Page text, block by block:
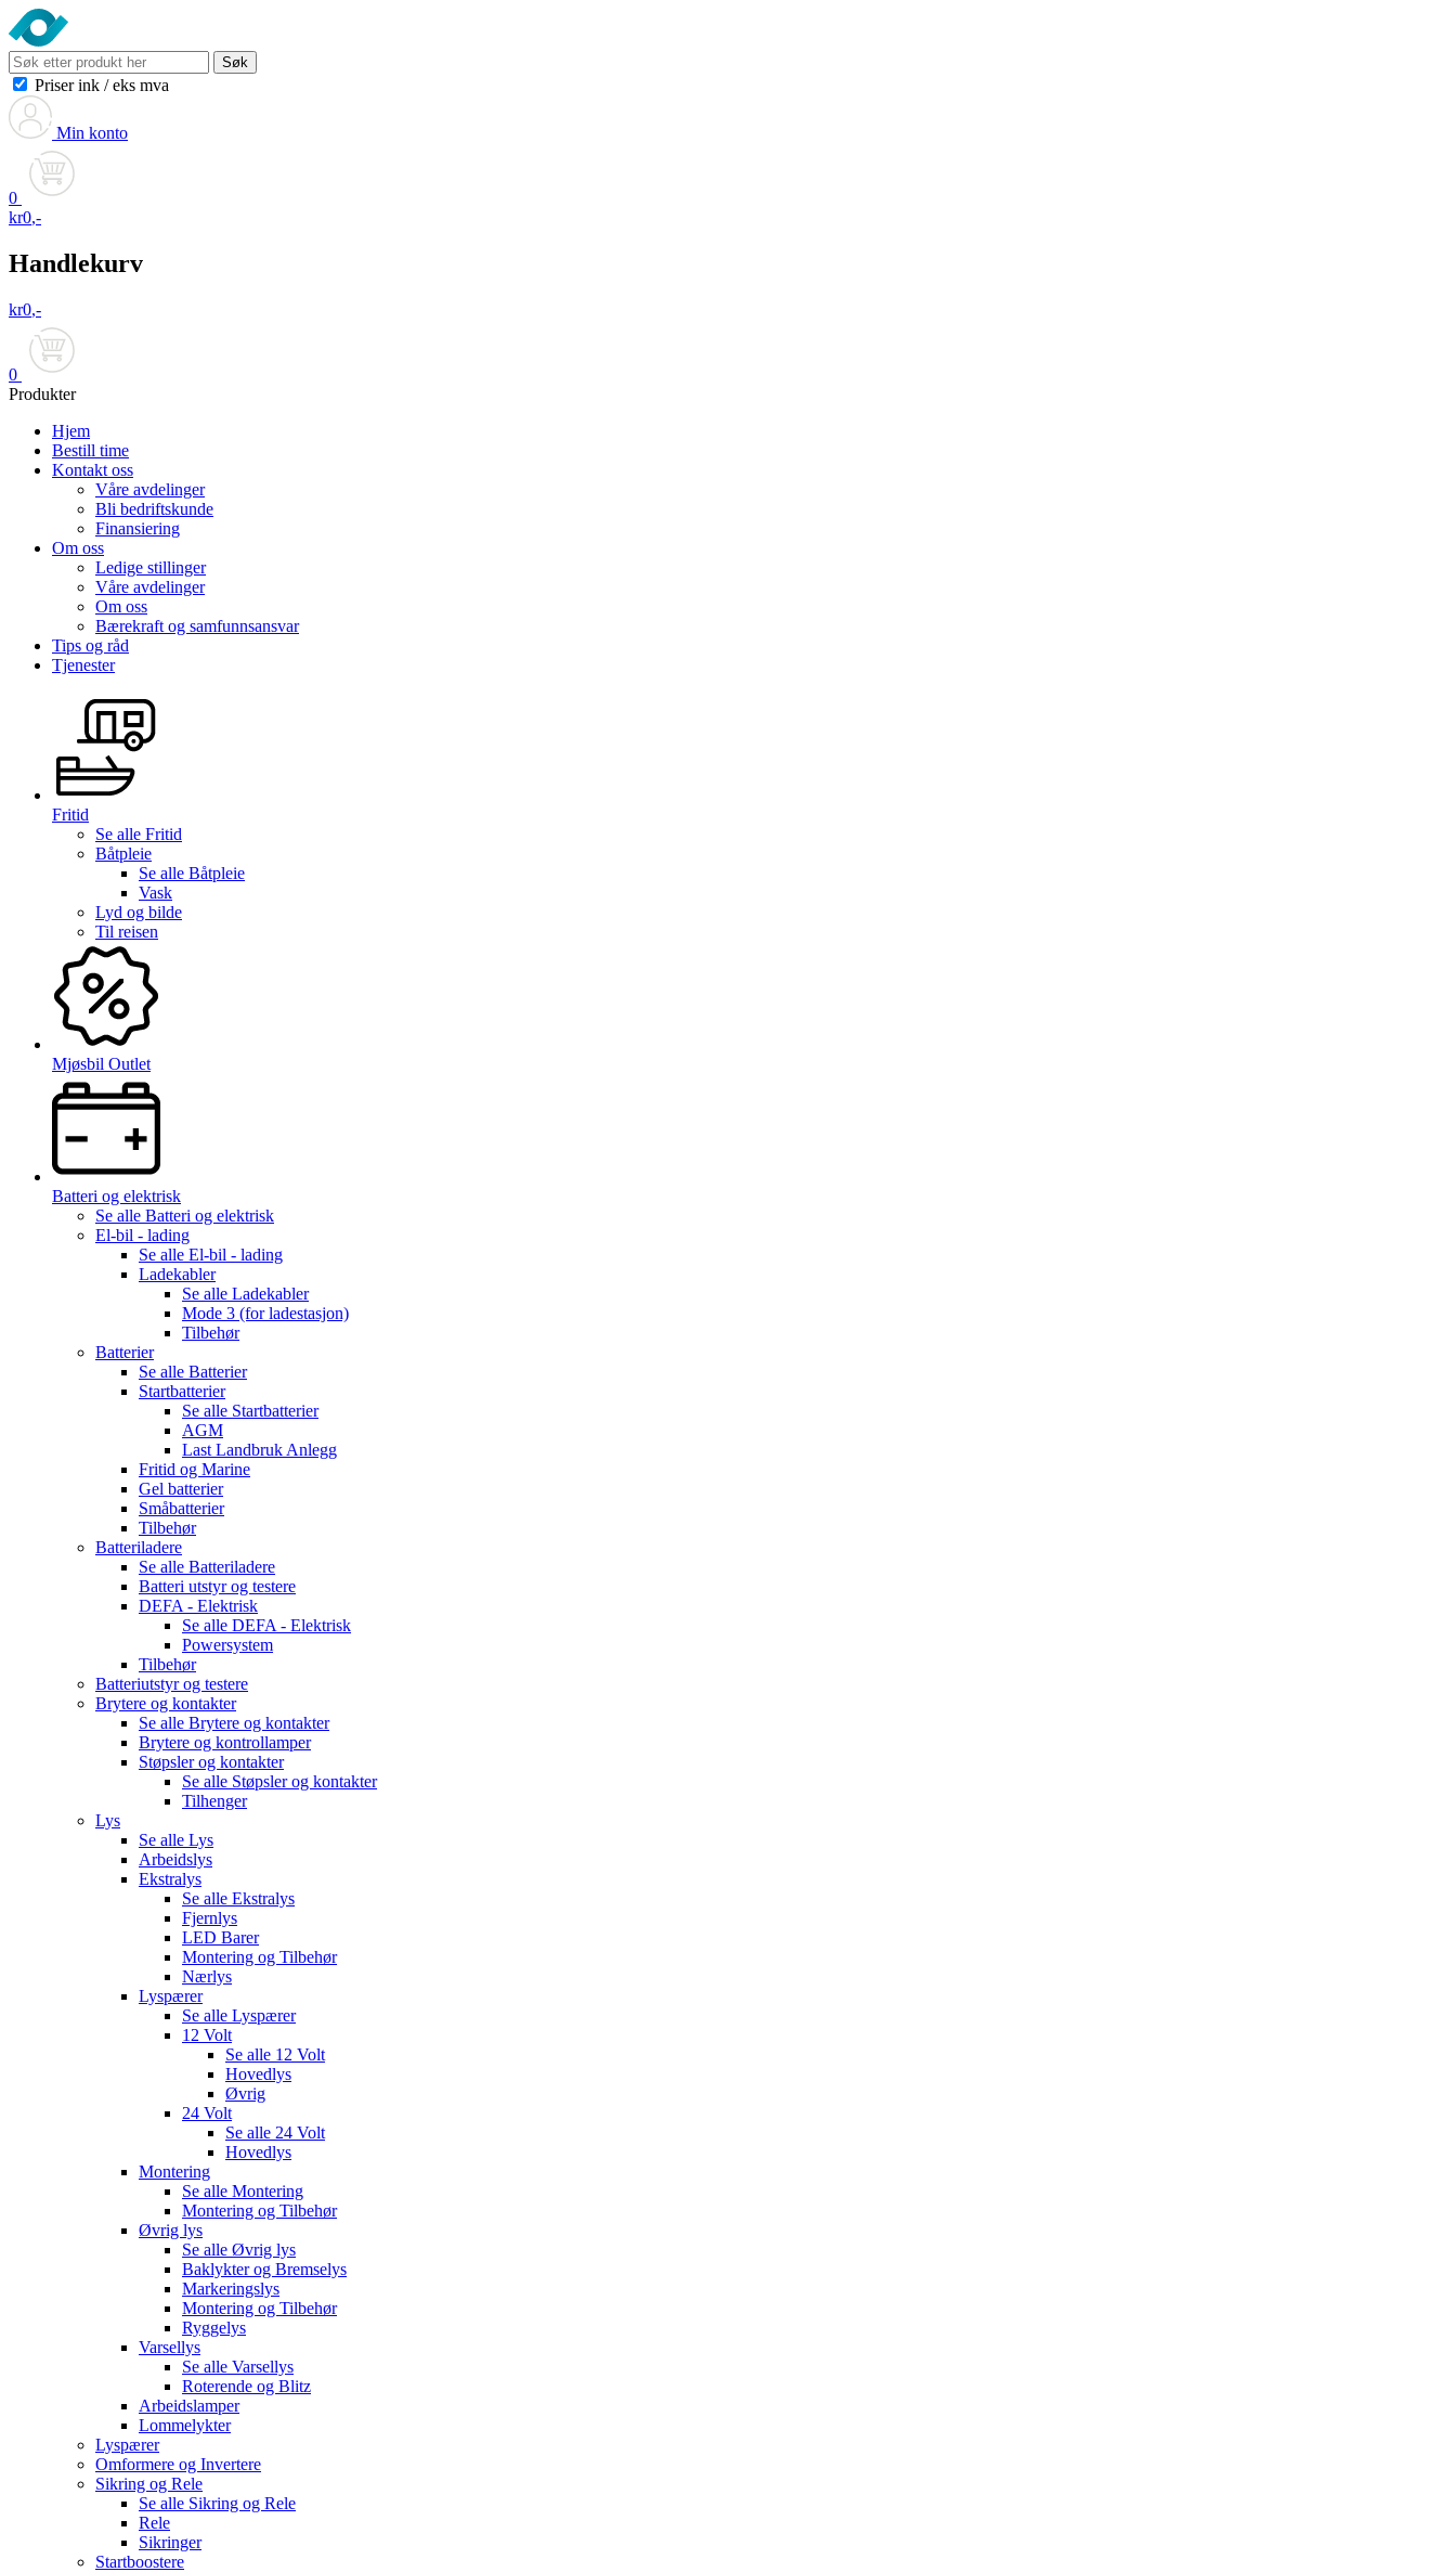
Søk
Priser ink / eks mva
Min konto
0
kr0,-
Handlekurv
kr0,-
0
Produkter
Hjem
Bestill time
Kontakt oss
Våre avdelinger
Bli bedriftskunde
Finansiering
Om oss
Ledige stillinger
Våre avdelinger
Om oss
Bærekraft og samfunnsansvar
Tips og råd
Tjenester
Fritid
Se alle Fritid
Båtpleie
Se alle Båtpleie
Vask
Lyd og bilde
Til reisen
Mjøsbil Outlet
Batteri og elektrisk
Se alle Batteri og elektrisk
El-bil - lading
Se alle El-bil - lading
Ladekabler
Se alle Ladekabler
Mode 3 (for ladestasjon)
Tilbehør
Batterier
Se alle Batterier
Startbatterier
Se alle Startbatterier
AGM
Last Landbruk Anlegg
Fritid og Marine
Gel batterier
Småbatterier
Tilbehør
Batteriladere
Se alle Batteriladere
Batteri utstyr og testere
DEFA - Elektrisk
Se alle DEFA - Elektrisk
Powersystem
Tilbehør
Batteriutstyr og testere
Brytere og kontakter
Se alle Brytere og kontakter
Brytere og kontrollamper
Støpsler og kontakter
Se alle Støpsler og kontakter
Tilhenger
Lys
Se alle Lys
Arbeidslys
Ekstralys
Se alle Ekstralys
Fjernlys
LED Barer
Montering og Tilbehør
Nærlys
Lyspærer
Se alle Lyspærer
12 Volt
Se alle 12 Volt
Hovedlys
Øvrig
24 Volt
Se alle 24 Volt
Hovedlys
Montering
Se alle Montering
Montering og Tilbehør
Øvrig lys
Se alle Øvrig lys
Baklykter og Bremselys
Markeringslys
Montering og Tilbehør
Ryggelys
Varsellys
Se alle Varsellys
Roterende og Blitz
Arbeidslamper
Lommelykter
Lyspærer
Omformere og Invertere
Sikring og Rele
Se alle Sikring og Rele
Rele
Sikringer
Startboostere